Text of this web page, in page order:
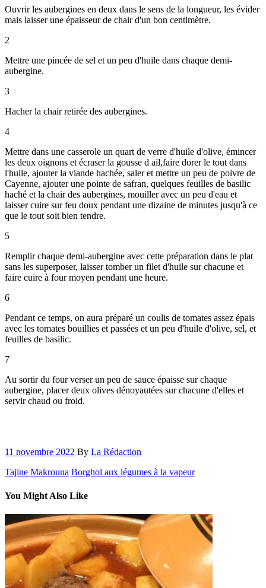
Ouvrir les aubergines en deux dans le sens de la longueur, les évider
mais laisser une épaisseur de chair d'un bon centimètre.
2
Mettre une pincée de sel et un peu d'huile dans chaque demi-
aubergine.
3
Hacher la chair retirée des aubergines.
4
Mettre dans une casserole un quart de verre d'huile d'olive, émincer
les deux oignons et écraser la gousse d ail,faire dorer le tout dans
l'huile, ajouter la viande hachée, saler et mettre un peu de poivre de
Cayenne, ajouter une pointe de safran, quelques feuilles de basilic
haché et la chair des aubergines, mouiller avec un peu d'eau et
laisser cuire sur feu doux pendant une dizaine de minutes jusqu'à ce
que le tout soit bien tendre.
5
Remplir chaque demi-aubergine avec cette préparation dans le plat
sans les superposer, laisser tomber un filet d'huile sur chacune et
faire cuire à four moyen pendant une heure.
6
Pendant ce temps, on aura préparé un coulis de tomates assez épais
avec les tomates bouillies et passées et un peu d'huile d'olive, sel, et
feuilles de basilic.
7
Au sortir du four verser un peu de sauce épaisse sur chaque
aubergine, placer deux olives dénoyautées sur chacune d'elles et
servir chaud ou froid.
11 novembre 2022 By La Rédaction
Tajine Makrouna Borghol aux légumes à la vapeur
You Might Also Like